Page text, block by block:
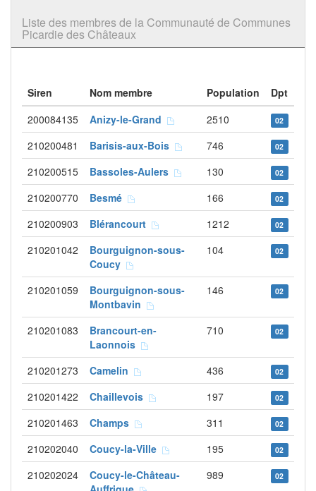
Liste des membres de la Communauté de Communes
Picardie des Châteaux
Siren Nom membre Population
Dpt
200084135
Anizy-le-Grand 2510 02
210200481 Barisis-aux-Bois 746 02
210200515 Bassoles-Aulers 130 02
210200770 Besmé 166 02
210200903 Blérancourt 1212 02
210201042
Bourguignon-sous-
Coucy
104 02
210201059
Bourguignon-sous-
Montbavin
146 02
210201083
Brancourt-en-
Laonnois
710 02
210201273 Camelin 436 02
210201422 Chaillevois 197 02
210201463 Champs 311 02
210202040 Coucy-la-Ville 195 02
210202024
Coucy-le-Château-
989 02